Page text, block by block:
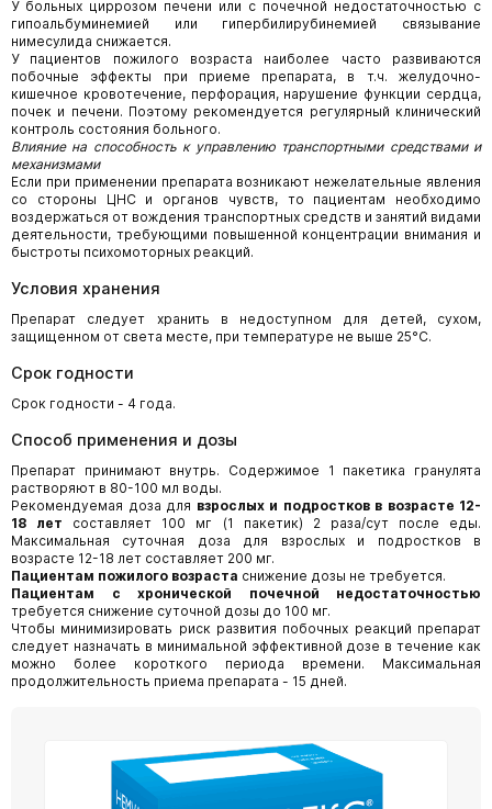
У больных циррозом печени или с почечной недостаточностью с
гипоальбуминемией или гипербилирубинемией связывание
нимесулида снижается.
У пациентов пожилого возраста наиболее часто развиваются
побочные эффекты при приеме препарата, в т.ч. желудочно-
кишечное кровотечение, перфорация, нарушение функции сердца,
почек и печени. Поэтому рекомендуется регулярный клинический
контроль состояния больного.
Влияние на способность к управлению транспортными средствами и
механизмами
Если при применении препарата возникают нежелательные явления
со стороны ЦНС и органов чувств, то пациентам необходимо
воздержаться от вождения транспортных средств и занятий видами
деятельности, требующими повышенной концентрации внимания и
быстроты психомоторных реакций.
Условия хранения
Препарат следует хранить в недоступном для детей, сухом,
защищенном от света месте, при температуре не выше 25°С.
Срок годности
Срок годности - 4 года.
Способ применения и дозы
Препарат принимают внутрь. Содержимое 1 пакетика гранулята
растворяют в 80-100 мл воды.
Рекомендуемая доза для взрослых и подростков в возрасте 12-
18 лет составляет 100 мг (1 пакетик) 2 раза/сут после еды.
Максимальная суточная доза для взрослых и подростков в
возрасте 12-18 лет составляет 200 мг.
Пациентам пожилого возраста снижение дозы не требуется.
Пациентам с хронической почечной недостаточностью
требуется снижение суточной дозы до 100 мг.
Чтобы минимизировать риск развития побочных реакций препарат
следует назначать в минимальной эффективной дозе в течение как
можно более короткого периода времени. Максимальная
продолжительность приема препарата - 15 дней.